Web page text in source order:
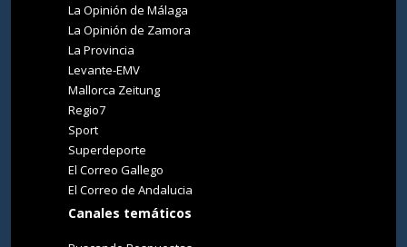
La Opinión de Málaga
La Opinión de Zamora
La Provincia
Levante-EMV
Mallorca Zeitung
Regio7
Sport
Superdeporte
El Correo Gallego
El Correo de Andalucia
Canales temáticos